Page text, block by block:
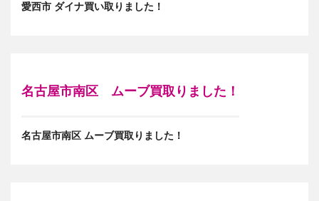
愛西市 ダイナ買い取りました！
名古屋市南区 ムーブ買取りました！
名古屋市南区 ムーブ買取りました！